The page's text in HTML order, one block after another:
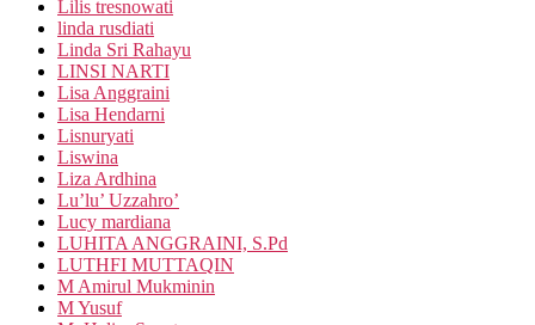
Lilis tresnowati
linda rusdiati
Linda Sri Rahayu
LINSI NARTI
Lisa Anggraini
Lisa Hendarni
Lisnuryati
Liswina
Liza Ardhina
Lu’lu’ Uzzahro’
Lucy mardiana
LUHITA ANGGRAINI, S.Pd
LUTHFI MUTTAQIN
M Amirul Mukminin
M Yusuf